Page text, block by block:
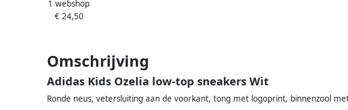
Sneakers
1 webshop
€ 24,50
Omschrijving
Adidas Kids Ozelia low-top sneakers Wit
Ronde neus, vetersluiting aan de voorkant, tong met logoprint, binnenzool